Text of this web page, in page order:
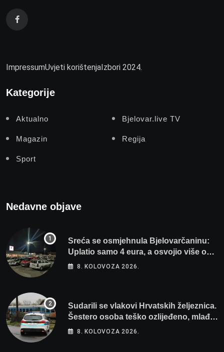
ImpressumUvjeti korištenjaIzbori 2024.
Kategorije
Aktualno Bjelovar.live TV
Magazin Regija
Sport
Nedavne objave
Sreća se osmjehnula Bjelovarčaninu:
Uplatio samo 4 eura, a osvojio više od
80 tisuća eura
8. KOLOVOZA 2026.
Sudarili se vlakovi Hrvatskih željeznica.
Šestero osoba teško ozlijeđeno, mlađa
žena na intenzivnoj
8. KOLOVOZA 2026.